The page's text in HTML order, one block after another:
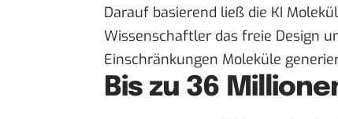
Darauf basierend ließ die KI
Wissenschaftler das freie Design
Einschränkungen Moleküle
Bis zu 36